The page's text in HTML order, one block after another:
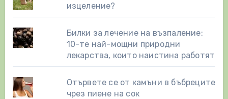
изцеление?
Билки за лечение на възпаление:
10-те най-мощни природни
лекарства, които наистина работят
Отървете се от камъни в бъбреците
чрез пиене на сок